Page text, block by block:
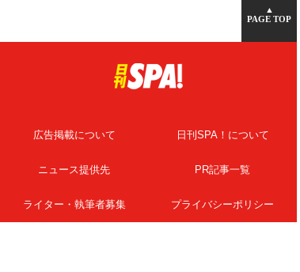
▲
PAGE TOP
広告掲載について 日刊SPA！について
ニュース提供先 PR記事一覧
ライター・執筆者募集 プライバシーポリシー